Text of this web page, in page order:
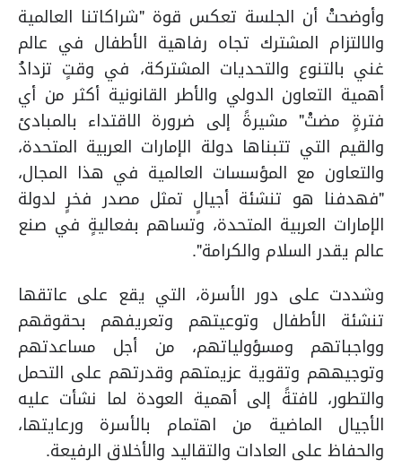
وأوضحتْ أن الجلسة تعكس قوة "شراكاتنا العالمية
والالتزام المشترك تجاه رفاهية الأطفال في عالم
غني بالتنوع والتحديات المشتركة، في وقتٍ تزدادُ
أهمية التعاون الدولي والأطر القانونية أكثر من أي
فترةٍ مضتْ" مشيرةً إلى ضرورة الاقتداء بالمبادئ
والقيم التي تتبناها دولة الإمارات العربية المتحدة،
والتعاون مع المؤسسات العالمية في هذا المجال،
"فهدفنا هو تنشئة أجيالٍ تمثل مصدر فخرٍ لدولة
الإمارات العربية المتحدة، وتساهم بفعاليةٍ في صنع
عالم يقدر السلام والكرامة".
وشددت على دور الأسرة، التي يقع على عاتقها
تنشئة الأطفال وتوعيتهم وتعريفهم بحقوقهم
وواجباتهم ومسؤولياتهم، من أجل مساعدتهم
وتوجيههم وتقوية عزيمتهم وقدرتهم على التحمل
والتطور، لافتةً إلى أهمية العودة لما نشأت عليه
الأجيال الماضية من اهتمام بالأسرة ورعايتها،
والحفاظ على العادات والتقاليد والأخلاق الرفيعة.